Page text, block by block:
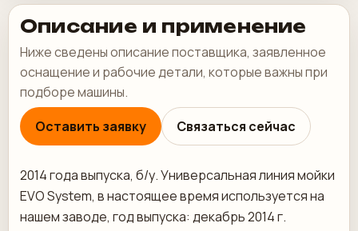
Описание и применение
Ниже сведены описание поставщика, заявленное
оснащение и рабочие детали, которые важны при
подборе машины.
Оставить заявку
Связаться сейчас
2014 года выпуска, б/у. Универсальная линия мойки
EVO System, в настоящее время используется на
нашем заводе, год выпуска: декабрь 2014 г.